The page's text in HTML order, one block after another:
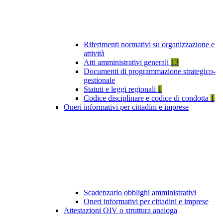
Riferimenti normativi su organizzazione e
attività
Atti amministrativi generali 13
Documenti di programmazione strategico-
gestionale
Statuti e leggi regionali 1
Codice disciplinare e codice di condotta 1
Oneri informativi per cittadini e imprese
Scadenzario obblighi amministrativi
Oneri informativi per cittadini e imprese
Attestazioni OIV o struttura analoga